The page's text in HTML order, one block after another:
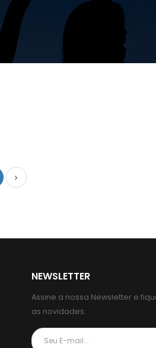
NEWSLETTER
Assine a nossa Newsletter e
as novidades.